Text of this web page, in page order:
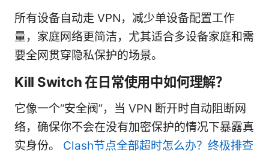
所有设备自动走 VPN，减少单设备配置工作
量，家庭网络更简洁，尤其适合多设备家庭和需
要全网贯穿隐私保护的场景。
Kill Switch 在日常使用中如何理解？
它像一个“安全阀”，当 VPN 断开时自动阻断网
络，确保你不会在没有加密保护的情况下暴露真
实身份。 Clash节点全部超时怎么办？终极排查